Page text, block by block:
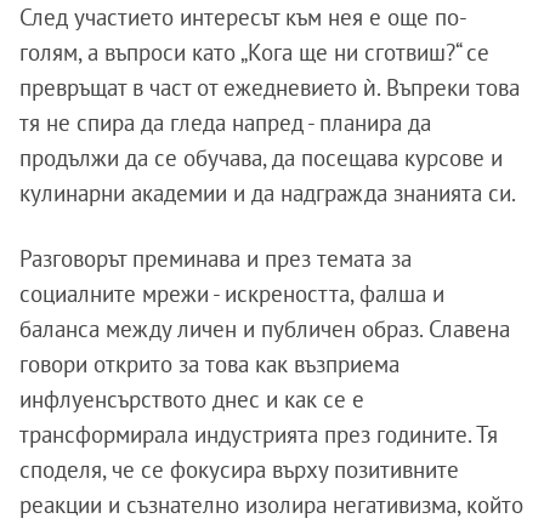
След участието интересът към нея е още по-
голям, а въпроси като „Кога ще ни сготвиш?“ се
превръщат в част от ежедневието ѝ. Въпреки това
тя не спира да гледа напред - планира да
продължи да се обучава, да посещава курсове и
кулинарни академии и да надгражда знанията си.
Разговорът преминава и през темата за
социалните мрежи - искреността, фалша и
баланса между личен и публичен образ. Славена
говори открито за това как възприема
инфлуенсърството днес и как се е
трансформирала индустрията през годините. Тя
споделя, че се фокусира върху позитивните
реакции и съзнателно изолира негативизма, който